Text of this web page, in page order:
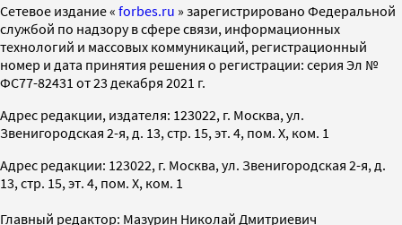
Cетевое издание « forbes.ru » зарегистрировано Федеральной
службой по надзору в сфере связи, информационных
технологий и массовых коммуникаций, регистрационный
номер и дата принятия решения о регистрации: серия Эл №
ФС77-82431 от 23 декабря 2021 г.
Адрес редакции, издателя: 123022, г. Москва, ул.
Звенигородская 2-я, д. 13, стр. 15, эт. 4, пом. X, ком. 1
Адрес редакции: 123022, г. Москва, ул. Звенигородская 2-я, д.
13, стр. 15, эт. 4, пом. X, ком. 1
Главный редактор: Мазурин Николай Дмитриевич